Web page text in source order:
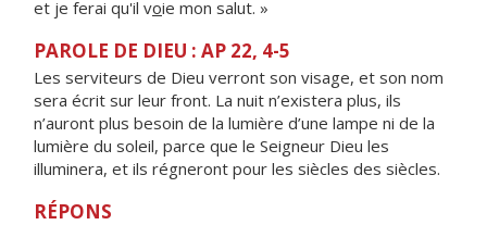
et je ferai qu'il voie mon salut. »
PAROLE DE DIEU : AP 22, 4-5
Les serviteurs de Dieu verront son visage, et son nom
sera écrit sur leur front. La nuit n’existera plus, ils
n’auront plus besoin de la lumière d’une lampe ni de la
lumière du soleil, parce que le Seigneur Dieu les
illuminera, et ils régneront pour les siècles des siècles.
RÉPONS